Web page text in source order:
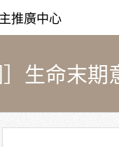
推廣中心
］生命末